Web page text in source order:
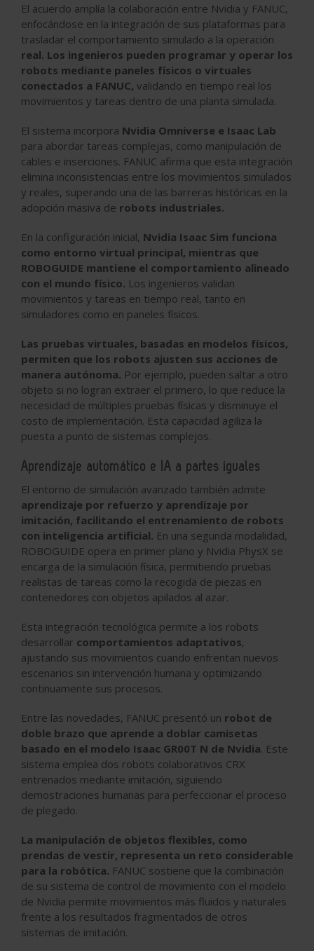
El acuerdo amplía la colaboración entre Nvidia y FANUC,
enfocándose en la integración de sus plataformas para
trasladar el comportamiento simulado a la operación
real. Los ingenieros pueden programar y operar los
robots mediante paneles físicos o virtuales
conectados a FANUC, validando en tiempo real los
movimientos y tareas dentro de una planta simulada.
El sistema incorpora Nvidia Omniverse e Isaac Lab
para abordar tareas complejas, como manipulación de
cables e inserciones. FANUC afirma que esta integración
elimina inconsistencias entre los movimientos simulados
y reales, superando una de las barreras históricas en la
adopción masiva de robots industriales.
En la configuración inicial, Nvidia Isaac Sim funciona
como entorno virtual principal, mientras que
ROBOGUIDE mantiene el comportamiento alineado
con el mundo físico. Los ingenieros validan
movimientos y tareas en tiempo real, tanto en
simuladores como en paneles físicos.
Las pruebas virtuales, basadas en modelos físicos,
permiten que los robots ajusten sus acciones de
manera autónoma. Por ejemplo, pueden saltar a otro
objeto si no logran extraer el primero, lo que reduce la
necesidad de múltiples pruebas físicas y disminuye el
costo de implementación. Esta capacidad agiliza la
puesta a punto de sistemas complejos.
Aprendizaje automático e IA a partes iguales
El entorno de simulación avanzado también admite
aprendizaje por refuerzo y aprendizaje por
imitación, facilitando el entrenamiento de robots
con inteligencia artificial. En una segunda modalidad,
ROBOGUIDE opera en primer plano y Nvidia PhysX se
encarga de la simulación física, permitiendo pruebas
realistas de tareas como la recogida de piezas en
contenedores con objetos apilados al azar.
Esta integración tecnológica permite a los robots
desarrollar comportamientos adaptativos,
ajustando sus movimientos cuando enfrentan nuevos
escenarios sin intervención humana y optimizando
continuamente sus procesos.
Entre las novedades, FANUC presentó un robot de
doble brazo que aprende a doblar camisetas
basado en el modelo Isaac GR00T N de Nvidia. Este
sistema emplea dos robots colaborativos CRX
entrenados mediante imitación, siguiendo
demostraciones humanas para perfeccionar el proceso
de plegado.
La manipulación de objetos flexibles, como
prendas de vestir, representa un reto considerable
para la robótica. FANUC sostiene que la combinación
de su sistema de control de movimiento con el modelo
de Nvidia permite movimientos más fluidos y naturales
frente a los resultados fragmentados de otros
sistemas de imitación.